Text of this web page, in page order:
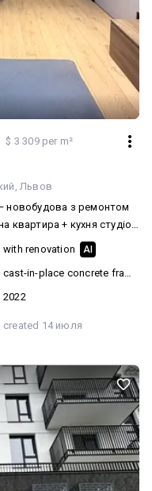
$ 3 309 per m²
Львов
новобудова з ремонтом
Оснащення: –
електродуховка –
окрема сушильна (вся
– кондиціонери
– електрощиток
with renovation AI
cast-in-place concrete frame
2022
created 14 июля